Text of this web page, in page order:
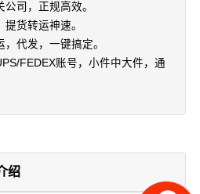
司，正规高效。
货转运神速。
代发，一键搞定。
FEDEX账号，小件中大件，通
绍